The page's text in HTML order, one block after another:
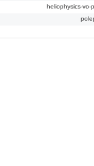
heliophysics-vo-